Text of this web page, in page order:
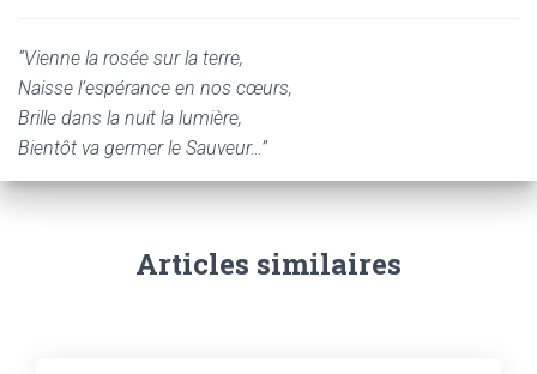
“Vienne la rosée sur la terre,
Naisse l’espérance en nos cœurs,
Brille dans la nuit la lumière,
Bientôt va germer le Sauveur…”
Articles similaires